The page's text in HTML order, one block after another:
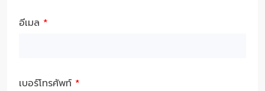
อีเมล *
เบอร์โทรศัพท์ *